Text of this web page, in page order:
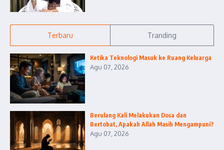
Terbaru Tranding
Ketika Teknologi Masuk ke Ruang Keluarga
Agu 07, 2026
Berulang Kali Melakukan Dosa dan
Bertobat, Apakah Allah Masih Mengampuni?
Agu 07, 2026